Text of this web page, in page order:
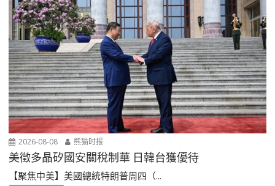
2026-08-08 熊猫时报
美徵多晶矽國安關稅制華 日韓台獲優待
【聚焦中美】美國總統特朗普周四（...